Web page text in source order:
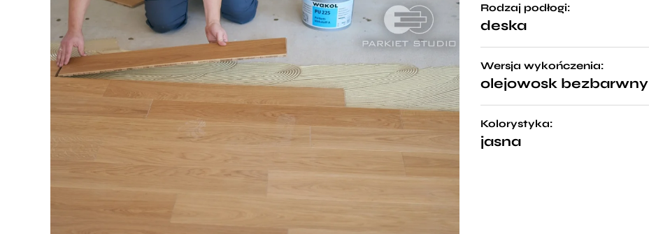
Rodzaj podłogi:
deska
Wersja wykończenia:
olejowosk bezbarwny
Kolorystyka:
jasna